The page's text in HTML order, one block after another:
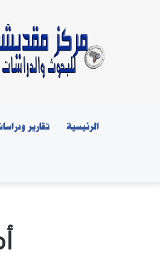
الرئيسية تقارير